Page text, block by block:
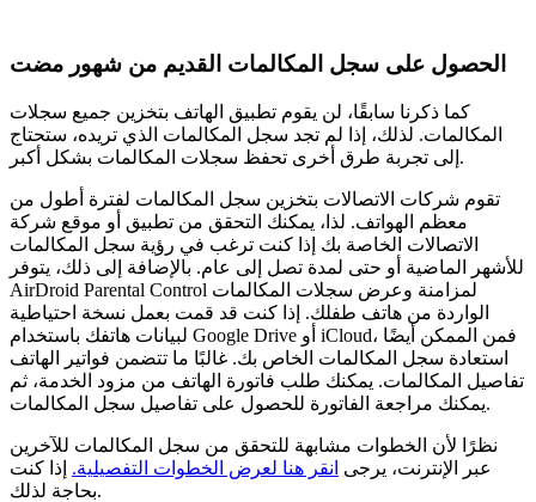
الحصول على سجل المكالمات القديم من شهور مضت
كما ذكرنا سابقًا، لن يقوم تطبيق الهاتف بتخزين جميع سجلات
المكالمات. لذلك، إذا لم تجد سجل المكالمات الذي تريده، ستحتاج
إلى تجربة طرق أخرى تحفظ سجلات المكالمات بشكل أكبر.
تقوم شركات الاتصالات بتخزين سجل المكالمات لفترة أطول من
معظم الهواتف. لذا، يمكنك التحقق من تطبيق أو موقع شركة
الاتصالات الخاصة بك إذا كنت ترغب في رؤية سجل المكالمات
للأشهر الماضية أو حتى لمدة تصل إلى عام. بالإضافة إلى ذلك، يتوفر
AirDroid Parental Control لمزامنة وعرض سجلات المكالمات
الواردة من هاتف طفلك. إذا كنت قد قمت بعمل نسخة احتياطية
لبيانات هاتفك باستخدام Google Drive أو iCloud، فمن الممكن أيضًا
استعادة سجل المكالمات الخاص بك. غالبًا ما تتضمن فواتير الهاتف
تفاصيل المكالمات. يمكنك طلب فاتورة الهاتف من مزود الخدمة، ثم
يمكنك مراجعة الفاتورة للحصول على تفاصيل سجل المكالمات.
نظرًا لأن الخطوات مشابهة للتحقق من سجل المكالمات للآخرين
عبر الإنترنت، يرجى انقر هنا لعرض الخطوات التفصيلية. إذا كنت
بحاجة لذلك.